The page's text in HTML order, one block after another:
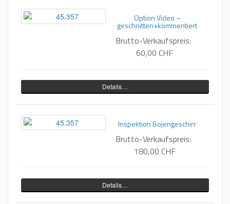
Option Video –
geschnitten+kommentiert
Brutto-Verkaufspreis:
60,00 CHF
Details…
Inspektion Bojengeschirr
Brutto-Verkaufspreis:
180,00 CHF
Details…